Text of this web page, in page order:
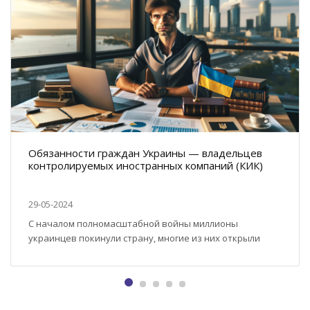
Обязанности граждан Украины — владельцев
контролируемых иностранных компаний (КИК)
29-05-2024
С началом полномасштабной войны миллионы
украинцев покинули страну, многие из них открыли
бизнес. Однако с этим процессом возникли и новые
обязательства, о которых не все знают. Если вы